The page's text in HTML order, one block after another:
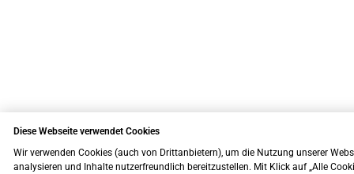
Diese Webseite verwendet Cookies
Wir verwenden Cookies (auch von Drittanbietern), um die Nutzung unserer
analysieren und Inhalte nutzerfreundlich bereitzustellen. Mit Klick auf „Alle